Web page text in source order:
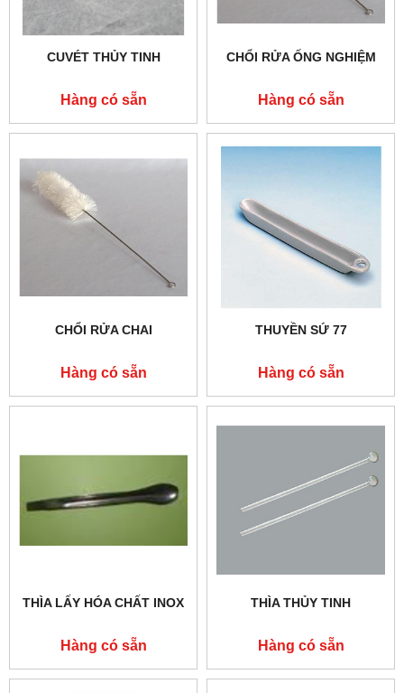
CUVÉT THỦY TINH
Hàng có sẵn
CHỔI RỬA ỐNG NGHIỆM
Hàng có sẵn
CHỔI RỬA CHAI
Hàng có sẵn
THUYỀN SỨ 77
Hàng có sẵn
THÌA LẤY HÓA CHẤT INOX
Hàng có sẵn
THÌA THỦY TINH
Hàng có sẵn